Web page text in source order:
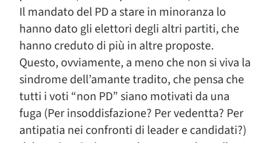
Il mandato del PD a stare in minoranza lo
hanno dato gli elettori degli altri partiti, che
hanno creduto di più in altre proposte.
Questo, ovviamente, a meno che non si viva la
sindrome dell’amante tradito, che pensa che
tutti i voti “non PD” siano motivati da una
fuga (Per insoddisfazione? Per vedentta? Per
antipatia nei confronti di leader e candidati?)